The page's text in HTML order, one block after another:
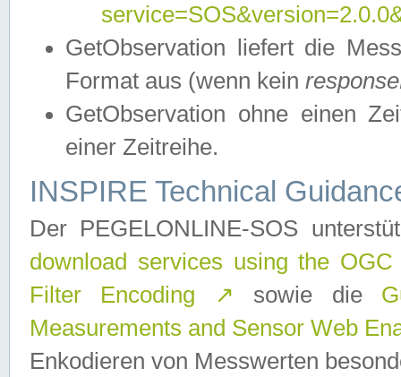
GetObservation liefert die
Format aus (wenn kein
GetObservation ohne einen
einer Zeitreihe.
INSPIRE Technical
Der PEGELONLINE-SOS
download services using the
Filter Encoding
↗ sowie die
Measurements and Sensor Web
Enkodieren von Messwerten